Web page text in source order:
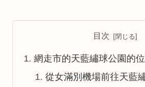
目次
網走市的天藍繡球公園的
從女滿別機場前往天藍